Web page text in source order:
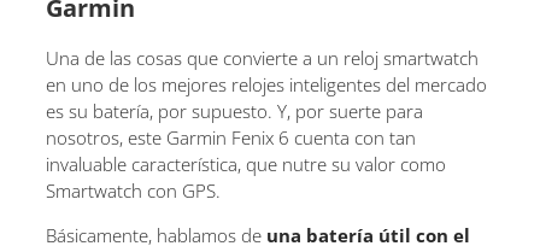
Garmin
Una de las cosas que convierte a un reloj smartwatch
en uno de los mejores relojes inteligentes del mercado
es su batería, por supuesto. Y, por suerte para
nosotros, este Garmin Fenix 6 cuenta con tan
invaluable característica, que nutre su valor como
Smartwatch con GPS.
Básicamente, hablamos de una batería útil con el